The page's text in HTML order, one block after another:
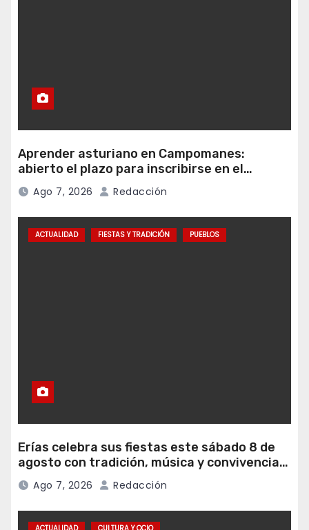
Aprender asturiano en Campomanes:
abierto el plazo para inscribirse en el
programa Falamos
Ago 7, 2026 Redacción
ACTUALIDAD FIESTAS Y TRADICIÓN PUEBLOS
Erías celebra sus fiestas este sábado 8 de
agosto con tradición, música y convivencia
vecinal
Ago 7, 2026 Redacción